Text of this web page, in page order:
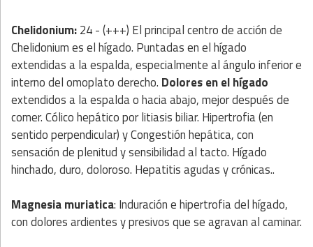
Chelidonium:24 - (+++) El principal centro de acción de
Chelidonium es el hígado. Puntadas en el hígado
extendidas a la espalda, especialmente al ángulo inferior e
interno del omoplato derecho. Dolores en el hígado
extendidos a la espalda o hacia abajo, mejor después de
comer. Cólico hepático por litiasis biliar. Hipertrofia (en
sentido perpendicular) y Congestión hepática, con
sensación de plenitud y sensibilidad al tacto. Hígado
hinchado, duro, doloroso. Hepatitis agudas y crónicas..
Magnesia muriatica: Induración e hipertrofia del hígado,
con dolores ardientes y presivos que se agravan al caminar.